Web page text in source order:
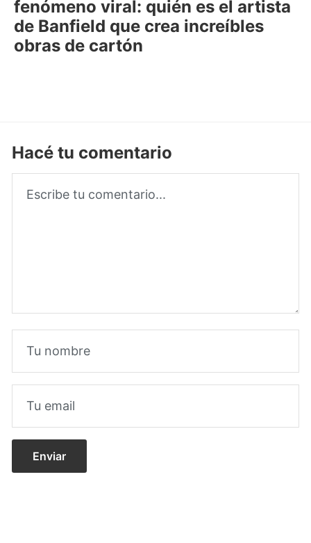
fenómeno viral: quién es el artista
de Banfield que crea increíbles
obras de cartón
Hacé tu comentario